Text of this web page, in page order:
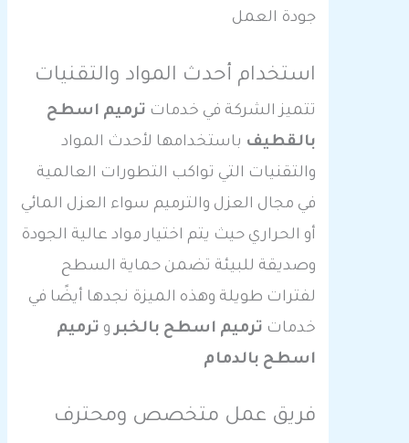
جودة العمل
استخدام أحدث المواد والتقنيات
تتميز الشركة في خدماتترميم اسطح
بالقطيفباستخدامها لأحدث المواد
والتقنيات التي تواكب التطورات العالمية
في مجال العزل والترميم سواء العزل المائي
أو الحراري حيث يتم اختيار مواد عالية الجودة
وصديقة للبيئة تضمن حماية السطح
لفترات طويلة وهذه الميزة نجدها أيضًا في
خدماتترميم اسطح بالخبروترميم
اسطح بالدمام
فريق عمل متخصص ومحترف